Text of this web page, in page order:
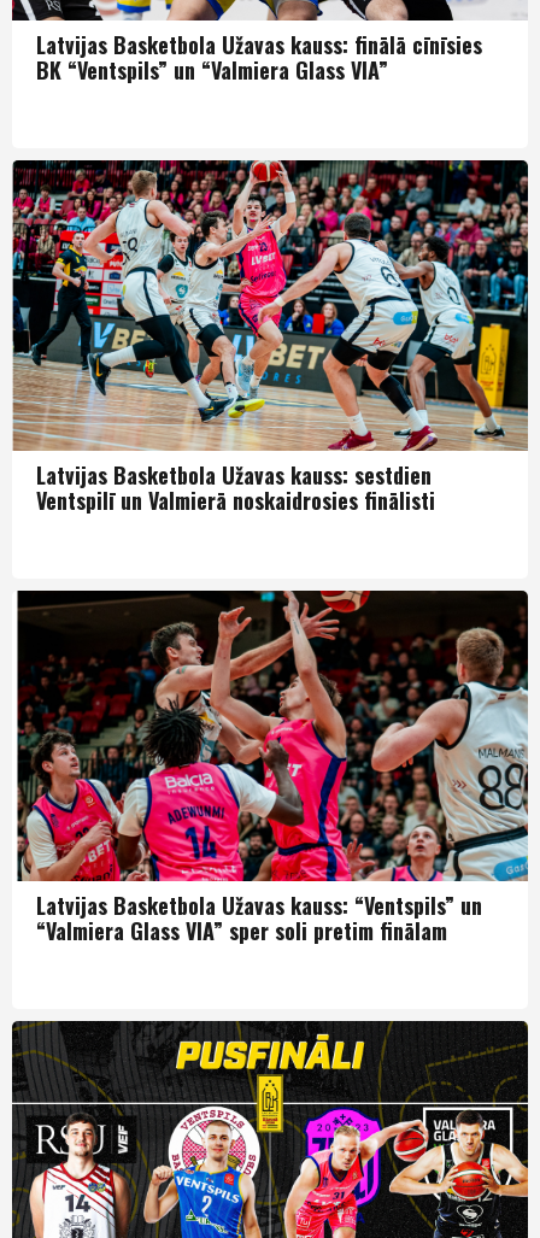
Latvijas Basketbola Užavas kauss: finālā cīnīsies
BK “Ventspils” un “Valmiera Glass VIA”
LBK
Latvijas Basketbola Užavas kauss: sestdien
Ventspilī un Valmierā noskaidrosies finālisti
LBK
Latvijas Basketbola Užavas kauss: “Ventspils” un
“Valmiera Glass VIA” sper soli pretim finālam
LBK